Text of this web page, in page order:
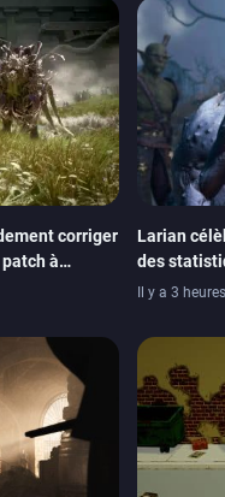
corriger
à
Larian
des
Il y a 3 heures